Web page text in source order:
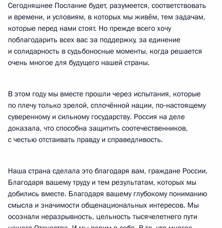
Сегодняшнее Послание будет, разумеется, соответствовать
и времени, и условиям, в которых мы живём, тем задачам,
которые перед нами стоят. Но прежде всего хочу
поблагодарить всех вас за поддержку, за единение
и солидарность в судьбоносные моменты, когда решается
очень многое для будущего нашей страны.
В этом году мы вместе прошли через испытания, которые
по плечу только зрелой, сплочённой нации, по‑настоящему
суверенному и сильному государству. Россия на деле
доказала, что способна защитить соотечественников,
с честью отстаивать правду и справедливость.
Наша страна сделала это благодаря вам, граждане России.
Благодаря вашему труду и тем результатам, которых мы
добились вместе. Благодаря вашему глубокому пониманию
смысла и значимости общенациональных интересов. Мы
осознали неразрывность, цельность тысячелетнего пути